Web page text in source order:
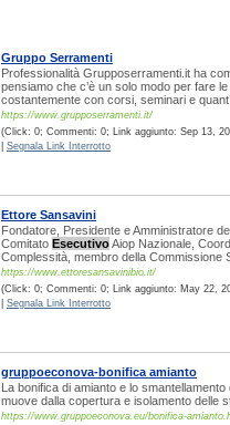
Gruppo Serramenti
Professionalità Grupposerramenti.it ha
pensiamo che c’è un solo modo per fare
costantemente con corsi, seminari e
https://www.grupposerramenti.it/
(Click: 0; Commenti: 0; Link aggiunto: Sep 13,
Segnala Link Interrotto
Ettore Sansavini
Fondatore, Presidente e Amministratore
Comitato EsecutivoAiop Nazionale,
Complessità, membro della Commissione
https://www.ettoresansavinibio.it/
(Click: 0; Commenti: 0; Link aggiunto: May 22,
Segnala Link Interrotto
gruppoeconova-bonifica amianto
La bonifica di amianto e lo
muove dalla copertura e isolamento delle
https://www.gruppoeconova.eu/bonifica-